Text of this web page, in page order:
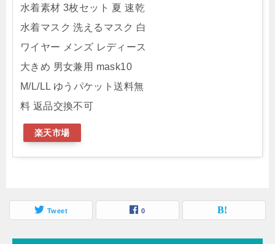
水着素材 3枚セット 夏 速乾
水着マスク 洗えるマスク 白
ワイヤー メンズ レディース
大きめ 男女兼用 mask10
M/L/LL ゆうパケット送料無
料 返品交換不可
楽天市場
Tweet 0